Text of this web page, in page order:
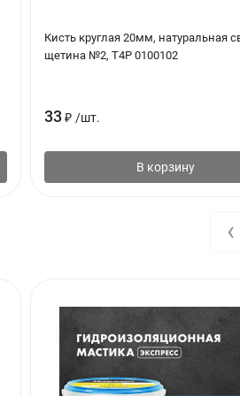
Кисть круглая 20мм, натуральная
щетина №2, T4P 0100102
33 ₽ /шт.
В корзину
‹